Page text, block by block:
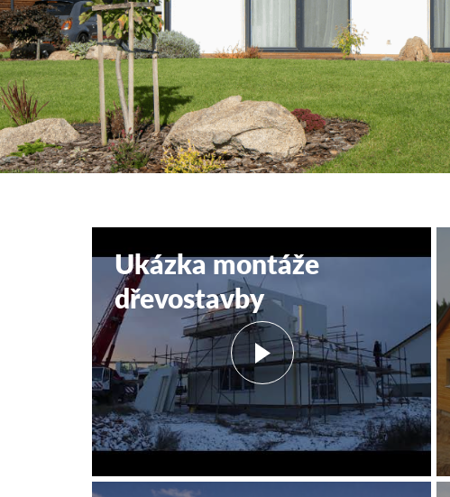
Ukázka montáže
dřevostavby